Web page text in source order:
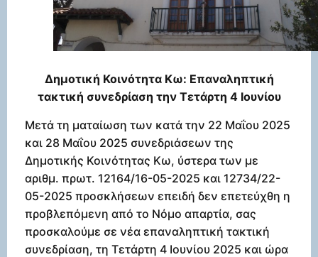
Δημοτική Κοινότητα Κω: Επαναληπτική
τακτική συνεδρίαση την Τετάρτη 4 Ιουνίου
Μετά τη ματαίωση των κατά την 22 Μαΐου 2025
και 28 Μαΐου 2025 συνεδριάσεων της
Δημοτικής Κοινότητας Κω, ύστερα των με
αριθμ. πρωτ. 12164/16-05-2025 και 12734/22-
05-2025 προσκλήσεων επειδή δεν επετεύχθη η
προβλεπόμενη από το Νόμο απαρτία, σας
προσκαλούμε σε νέα επαναληπτική τακτική
συνεδρίαση, τη Τετάρτη 4 Ιουνίου 2025 και ώρα